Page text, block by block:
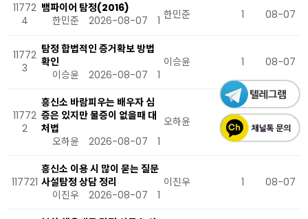
11772
4
뱀파이어 탐정(2016)
한민준
2026-08-07 1 한민준 1 08-07
11772
3
탐정 합법적인 증거확보 방법
확인
이승윤
2026-08-07 1
이승윤 1 08-07
11772
2
흥신소 바람피우는 배우자 심
증은 있지만 물증이 없을때 대
처법
오하윤
2026-08-07 1
오하윤 1 08-07
117721
흥신소 이용 시 많이 묻는 질문
사설탐정 상담 정리
이진우
2026-08-07 1
이진우 1 08-07